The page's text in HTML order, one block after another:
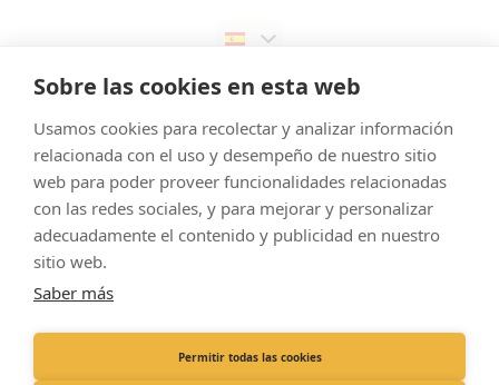
Sobre las cookies en esta web
Usamos cookies para recolectar y analizar información
relacionada con el uso y desempeño de nuestro sitio
web para poder proveer funcionalidades relacionadas
con las redes sociales, y para mejorar y personalizar
adecuadamente el contenido y publicidad en nuestro
sitio web.
Saber más
Permitir todas las cookies
Aviso legal
Cookies
Informes públicos por país (CbCR) de la UE